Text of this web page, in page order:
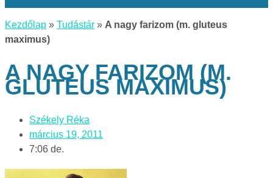
Kezdőlap » Tudástár » A nagy farizom (m. gluteus
maximus)
A NAGY FARIZOM (M.
GLUTEUS MAXIMUS)
Székely Réka
március 19, 2011
7:06 de.